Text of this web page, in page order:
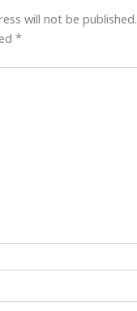
will not be published.
*